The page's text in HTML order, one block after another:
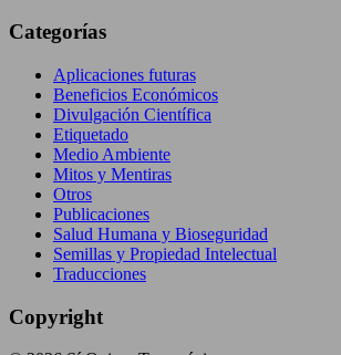
Categorías
Aplicaciones futuras
Beneficios Económicos
Divulgación Científica
Etiquetado
Medio Ambiente
Mitos y Mentiras
Otros
Publicaciones
Salud Humana y Bioseguridad
Semillas y Propiedad Intelectual
Traducciones
Copyright